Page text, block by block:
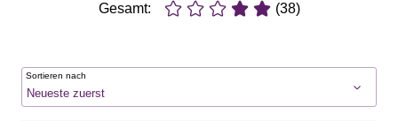
Gesamt: (38)
Sortieren nach